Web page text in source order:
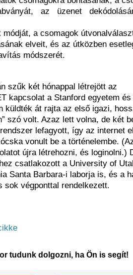
az üzenet
a csomagok
elveit, és az útközben
módszerét.
szűk két hónappal létrejött az
kapcsolat a Stanford egyetem
küldték át rajta az első igazi,
szó volt. Azaz lett volna, de két
lefagyott, így az internet
vonult be a történelembe.
újra létrehozni, és loginolni.)
csatlakozott a University of
Santa Barbara-i laborja is, és a
sok végponttal rendelkezett.
tudunk dolgozni, ha Ön is segít!